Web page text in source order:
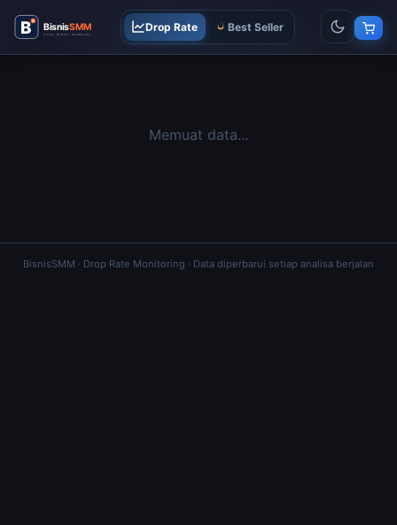
Drop Rate Best Seller
Memuat data...
BisnisSMM · Drop Rate Monitoring · Data diperbarui setiap analisa berjalan